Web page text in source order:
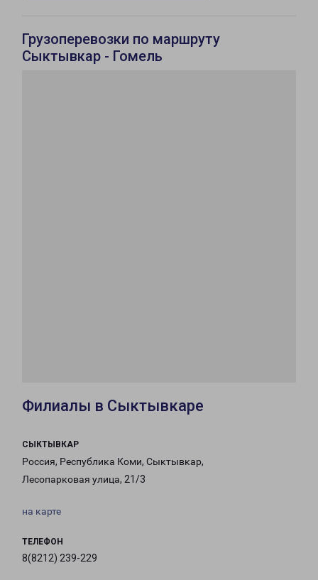
Грузоперевозки по маршруту
Сыктывкар - Гомель
Филиалы в Сыктывкаре
СЫКТЫВКАР
Россия, Республика Коми, Сыктывкар,
Лесопарковая улица, 21/3
на карте
ТЕЛЕФОН
8(8212) 239-229